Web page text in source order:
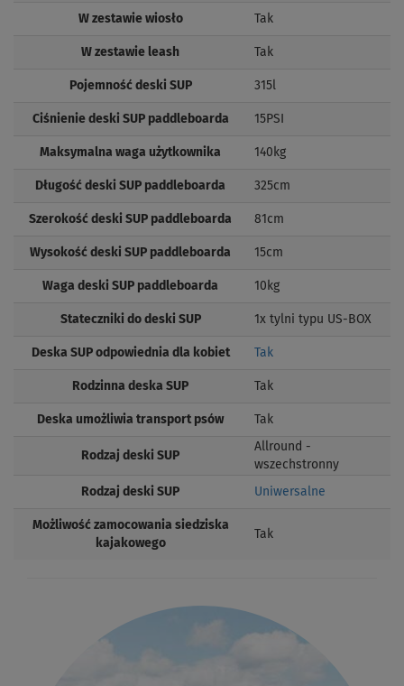
W zestawie wiosło Tak
W zestawie leash Tak
Pojemność deski SUP 315l
Ciśnienie deski SUP paddleboarda 15PSI
Maksymalna waga użytkownika 140kg
Długość deski SUP paddleboarda 325cm
Szerokość deski SUP paddleboarda 81cm
Wysokość deski SUP paddleboarda 15cm
Waga deski SUP paddleboarda 10kg
Stateczniki do deski SUP 1x tylni typu US-BOX
Deska SUP odpowiednia dla kobiet Tak
Rodzinna deska SUP Tak
Deska umożliwia transport psów Tak
Rodzaj deski SUP
Allround -
wszechstronny
Rodzaj deski SUP Uniwersalne
Możliwość zamocowania siedziska
kajakowego
Tak